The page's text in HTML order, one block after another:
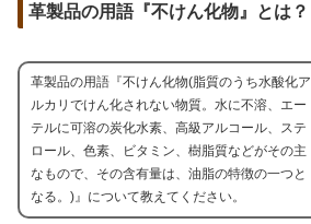
革製品の用語『不けん化物』とは？
革製品の用語『不けん化物(脂質のうち水酸化ア
ルカリでけん化されない物質。水に不溶、エー
テルに可溶の炭化水素、高級アルコール、ステ
ロール、色素、ビタミン、樹脂質などがその主
なもので、その含有量は、油脂の特徴の一つと
なる。)』について教えてください。